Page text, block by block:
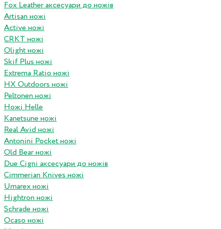
Fox Leather аксесуари до ножів
Artisan ножі
Active ножі
CRKT ножі
Olight ножі
Skif Plus ножі
Extrema Ratio ножі
HX Outdoors ножі
Peltonen ножі
Ножі Helle
Kanetsune ножі
Real Avid ножі
Antonini Pocket ножі
Old Bear ножі
Due Cigni аксесуари до ножів
Cimmerian Knives ножі
Umarex ножі
Hightron ножі
Schrade ножі
Ocaso ножі